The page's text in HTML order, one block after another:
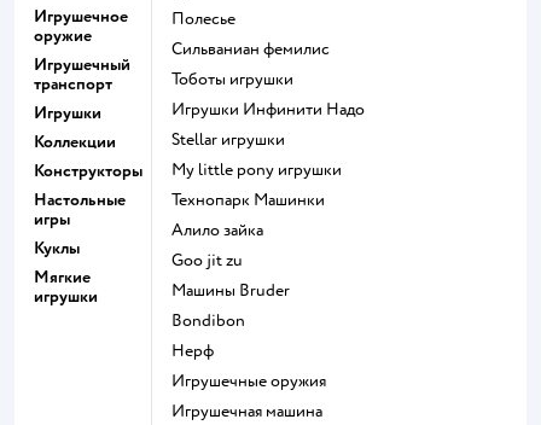
Игрушечное
оружие
Игрушечный
транспорт
Игрушки
Коллекции
Конструкторы
Настольные
игры
Куклы
Мягкие
игрушки
Полесье
Сильваниан фемилис
Тоботы игрушки
Игрушки Инфинити Надо
Stellar игрушки
my little pony игрушки
Технопарк Машинки
Алило зайка
Goo jit zu
Машины Bruder
Bondibon
Нерф
Игрушечные оружия
Игрушечная машина